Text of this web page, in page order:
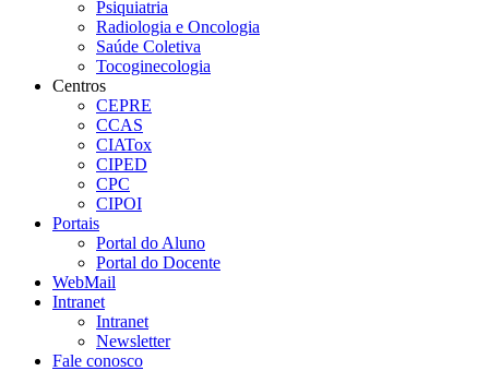
Psiquiatria
Radiologia e Oncologia
Saúde Coletiva
Tocoginecologia
Centros
CEPRE
CCAS
CIATox
CIPED
CPC
CIPOI
Portais
Portal do Aluno
Portal do Docente
WebMail
Intranet
Intranet
Newsletter
Fale conosco